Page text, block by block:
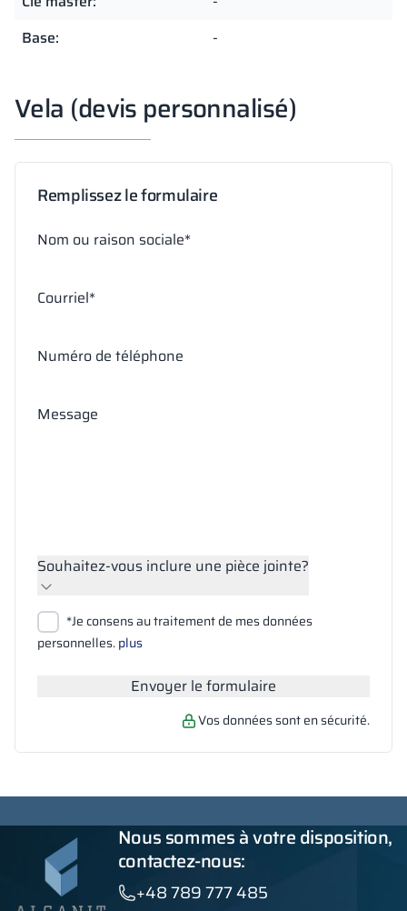
Base:
-
Vela (devis personnalisé)
Remplissez le formulaire
Nom ou raison sociale*
Courriel*
Numéro de téléphone
Message
Souhaitez-vous inclure une pièce jointe?
Joindre des fichiers
Rechercher
*Je consens au traitement de mes données
personnelles.plus
Envoyer le formulaire
Vos données sont en sécurité.
Nous sommes à votre disposition,
contactez-nous:
+48 789 777 485